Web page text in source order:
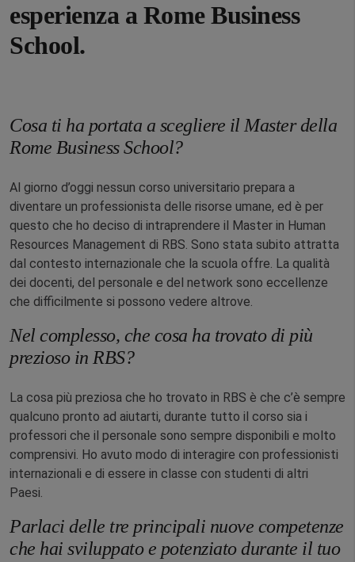
esperienza a Rome Business
School.
Cosa ti ha portata a scegliere il Master della
Rome Business School?
Al giorno d’oggi nessun corso universitario prepara a
diventare un professionista delle risorse umane, ed è per
questo che ho deciso di intraprendere il Master in Human
Resources Management di RBS. Sono stata subito attratta
dal contesto internazionale che la scuola offre. La qualità
dei docenti, del personale e del network sono eccellenze
che difficilmente si possono vedere altrove.
Nel complesso, che cosa ha trovato di più
prezioso in RBS?
La cosa più preziosa che ho trovato in RBS è che c’è sempre
qualcuno pronto ad aiutarti, durante tutto il corso sia i
professori che il personale sono sempre disponibili e molto
comprensivi. Ho avuto modo di interagire con professionisti
internazionali e di essere in classe con studenti di altri
Paesi.
Parlaci delle tre principali nuove competenze
che hai sviluppato e potenziato durante il tuo